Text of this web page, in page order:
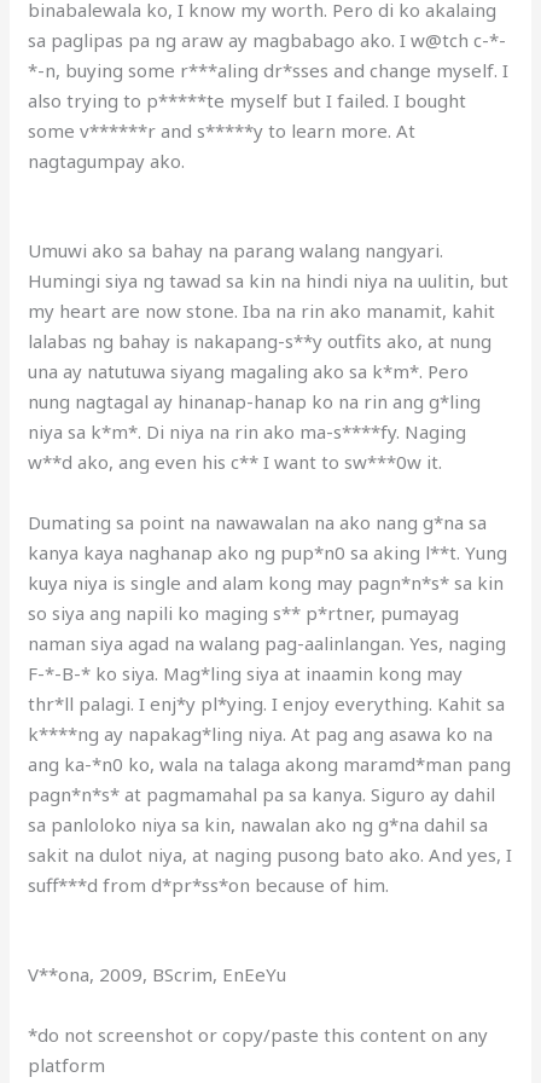
binabalewala ko, I know my worth. Pero di ko akalaing
sa paglipas pa ng araw ay magbabago ako. I w@tch c-*-
*-n, buying some r***aling dr*sses and change myself. I
also trying to p*****te myself but I failed. I bought
some v******r and s*****y to learn more. At
nagtagumpay ako.
Umuwi ako sa bahay na parang walang nangyari.
Humingi siya ng tawad sa kin na hindi niya na uulitin, but
my heart are now stone. Iba na rin ako manamit, kahit
lalabas ng bahay is nakapang-s**y outfits ako, at nung
una ay natutuwa siyang magaling ako sa k*m*. Pero
nung nagtagal ay hinanap-hanap ko na rin ang g*ling
niya sa k*m*. Di niya na rin ako ma-s****fy. Naging
w**d ako, ang even his c** I want to sw***0w it.
Dumating sa point na nawawalan na ako nang g*na sa
kanya kaya naghanap ako ng pup*n0 sa aking l**t. Yung
kuya niya is single and alam kong may pagn*n*s* sa kin
so siya ang napili ko maging s** p*rtner, pumayag
naman siya agad na walang pag-aalinlangan. Yes, naging
F-*-B-* ko siya. Mag*ling siya at inaamin kong may
thr*ll palagi. I enj*y pl*ying. I enjoy everything. Kahit sa
k****ng ay napakag*ling niya. At pag ang asawa ko na
ang ka-*n0 ko, wala na talaga akong maramd*man pang
pagn*n*s* at pagmamahal pa sa kanya. Siguro ay dahil
sa panloloko niya sa kin, nawalan ako ng g*na dahil sa
sakit na dulot niya, at naging pusong bato ako. And yes, I
suff***d from d*pr*ss*on because of him.
V**ona, 2009, BScrim, EnEeYu
*do not screenshot or copy/paste this content on any
platform